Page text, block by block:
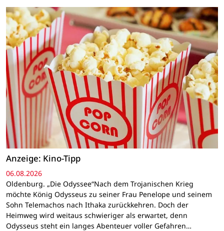
Anzeige: Kino-Tipp
06.08.2026
Oldenburg. „Die Odyssee“Nach dem Trojanischen Krieg
möchte König Odysseus zu seiner Frau Penelope und seinem
Sohn Telemachos nach Ithaka zurückkehren. Doch der
Heimweg wird weitaus schwieriger als erwartet, denn
Odysseus steht ein langes Abenteuer voller Gefahren…